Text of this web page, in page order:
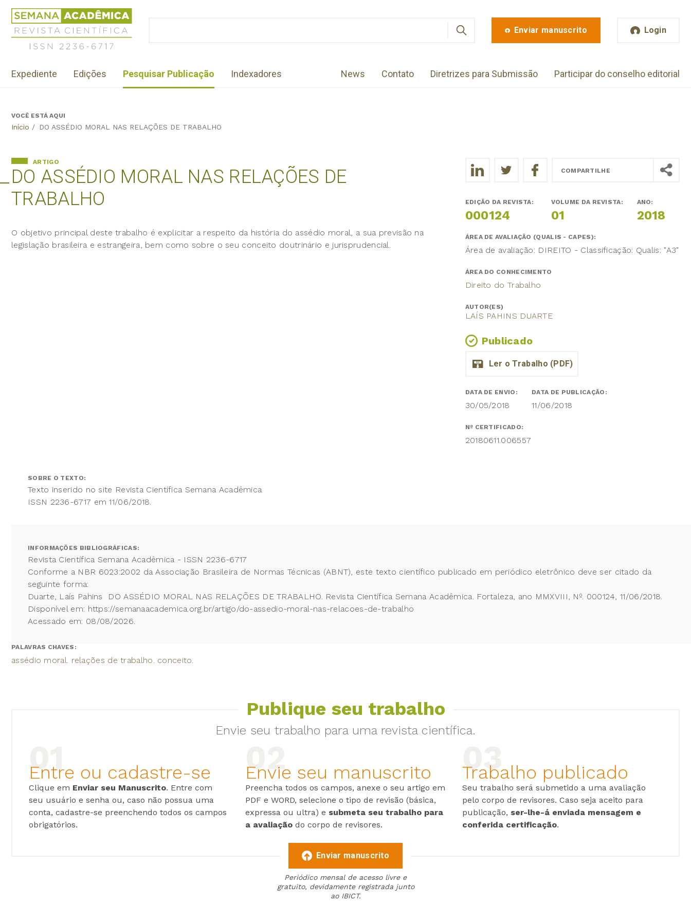
Jump
navigation
Revista
Científica
Semana
Acadêmica
2236-
Enviar manuscrito Login
Menu
institutional
Expediente Edições Pesquisar Publicação Indexadores News Contato Diretrizes para Submissão Participar do conselho editorial
BackVOCÊ ESTÁ AQUI
Início / DO ASSÉDIO MORAL NAS RELAÇÕES DE TRABALHO
DO ASSÉDIO MORAL NAS RELAÇÕES DE
TRABALHO
ARTIGO
O objetivo principal deste trabalho é explicitar a respeito da história do assédio moral, a sua previsão na
legislação brasileira e estrangeira, bem como sobre o seu conceito doutrinário e jurisprudencial.
COMPARTILHE
EDIÇÃO DA REVISTA:
000124
VOLUME DA REVISTA:
01
ANO:
2018
ÁREA DE AVALIAÇÃO (QUALIS - CAPES):
Área de avaliação: DIREITO - Classificação: Qualis: "A3"
ÁREA DO CONHECIMENTO
Direito do Trabalho
AUTOR(ES)
LAÍS PAHINS DUARTE
Publicado
DATA DE ENVIO:
30/05/2018
DATA DE PUBLICAÇÃO:
11/06/2018
Nº CERTIFICADO:
20180611.006557
SOBRE O TEXTO:
Texto inserido no site Revista Científica Semana Acadêmica
ISSN 2236-6717 em 11/06/2018.
INFORMAÇÕES BIBLIOGRÁFICAS:
Revista Científica Semana Acadêmica - ISSN 2236-6717
Conforme a NBR 6023:2002 da Associação Brasileira de Normas Técnicas (ABNT), este texto científico publicado em periódico eletrônico deve ser citado da
seguinte forma:
Duarte, Laís Pahins DO ASSÉDIO MORAL NAS RELAÇÕES DE TRABALHO. Revista Científica Semana Acadêmica. Fortaleza, ano MMXVIII, Nº. 000124, 11/06/2018.
Disponível em: https://semanaacademica.org.br/artigo/do-assedio-moral-nas-relacoes-de-trabalho
Acessado em: 08/08/2026.
PALAVRAS CHAVES:
assédio moral. relações de trabalho. conceito.
Publique seu trabalho
Envie seu trabalho para uma revista científica.
Entre ou cadastre-se
Clique em Enviar seu Manuscrito. Entre com
seu usuário e senha ou, caso não possua uma
conta, cadastre-se preenchendo todos os campos
obrigatórios.
Envie seu manuscrito
Preencha todos os campos, anexe o seu artigo em
PDF e WORD, selecione o tipo de revisão (básica,
expressa ou ultra) e submeta seu trabalho para
a avaliação do corpo de revisores.
Trabalho publicado
Seu trabalho será submetido a uma avaliação
pelo corpo de revisores. Caso seja aceito para
publicação, ser-lhe-á enviada mensagem e
conferida certificação.
Enviar manuscrito
Periódico mensal de acesso livre e
gratuito, devidamente registrada junto
ao IBICT.